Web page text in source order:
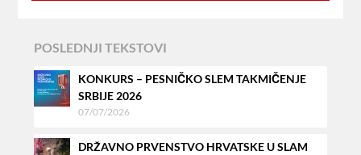
POSLEDNJI TEKSTOVI
KONKURS – PESNIČKO SLEM TAKMIČENJE
SRBIJE 2026
07/07/2026
DRŽAVNO PRVENSTVO HRVATSKE U SLAM